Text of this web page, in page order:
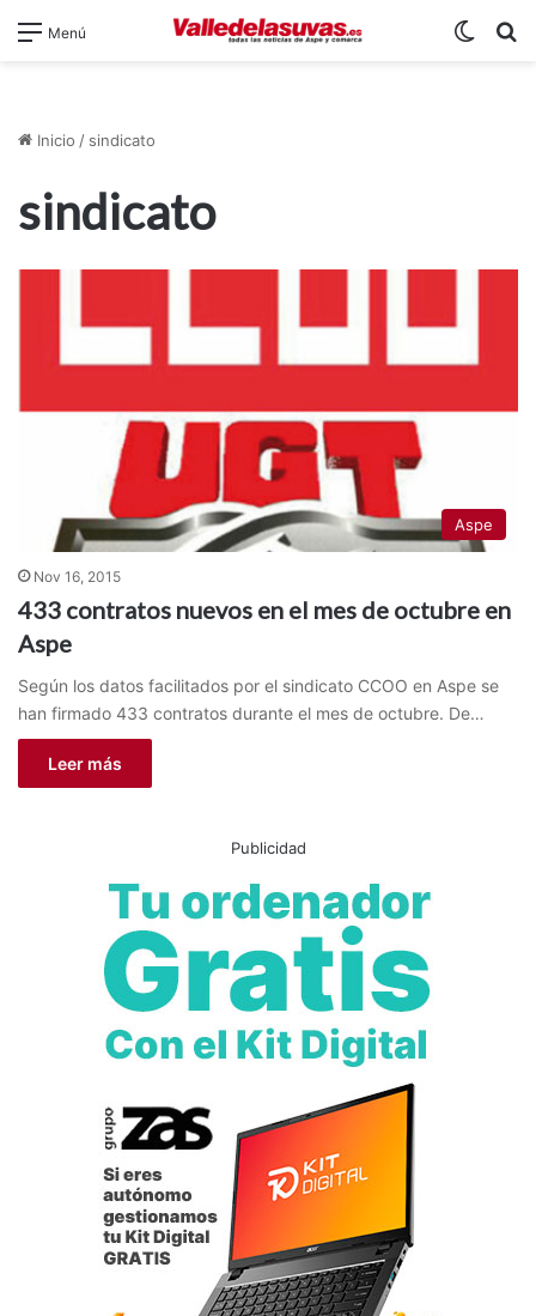
Menú
Inicio / sindicato
sindicato
Aspe
Nov 16, 2015
433 contratos nuevos en el mes de octubre en
Aspe
Según los datos facilitados por el sindicato CCOO en Aspe se
han firmado 433 contratos durante el mes de octubre. De…
Leer más
Publicidad